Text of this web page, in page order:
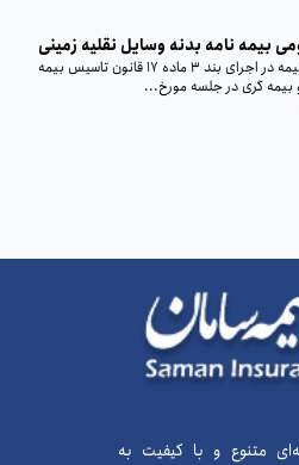
بیمه‌ نامه بدنه وسایل نقلیه زمینی
شورای عالی بیمه در اجرای بند 3 ماده 17 قانون تاسیس بیمه
بیمه گری در جلسه مورخ...
متنوع و با کیفیت به